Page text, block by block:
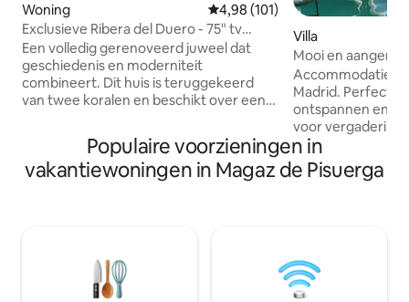
Woning Gemiddelde beoordeling van
4,98 (101)
Exclusieve Ribera del Duero - 75" tv
Netflix en wifi
Een volledig gerenoveerd juweel dat
geschiedenis en moderniteit
combineert. Dit huis is teruggekeerd
van twee koralen en beschikt over een
slechts 70 inwoners, hier is stilte de
grootste luxe die er is. Uitgerust met alle
voorzieningen, geniet van je favoriete
naar een toevluchtsoord om te
ontspannen, te genieten van een
rustige en gezellige omgeving?
Villa
Mooi en
zwembad
Accommodatie 1
Madrid. Perfect
ontspannen en
voor
gezelschap.
functioneel. 650m2 woning in twee
gebouwen en
projecten. Tuin
Aerothermie die
Populaire voorzieningen in
vakantiewoningen in Magaz de Pisuerga